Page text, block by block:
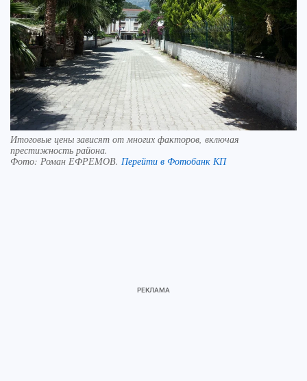
Итоговые цены зависят от многих факторов, включая
престижность района.
Фото: Роман ЕФРЕМОВ. Перейти в Фотобанк КП